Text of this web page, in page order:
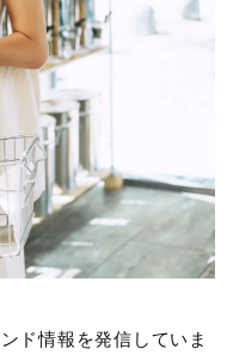
ド情報を発信していま